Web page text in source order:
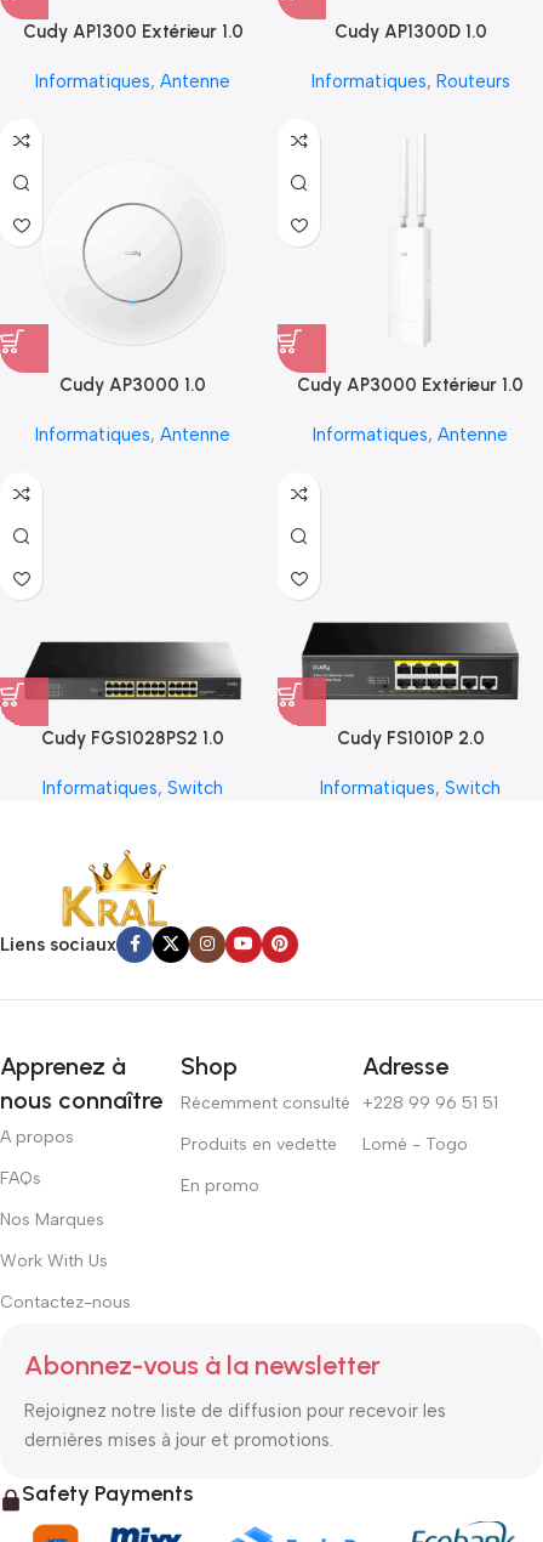
Cudy AP1300 Extérieur 1.0
Informatiques, Antenne
Cudy AP1300D 1.0
Informatiques, Routeurs
Cudy AP3000 1.0
Informatiques, Antenne
Cudy AP3000 Extérieur 1.0
Informatiques, Antenne
Cudy FGS1028PS2 1.0
Informatiques, Switch
Cudy FS1010P 2.0
Informatiques, Switch
Liens sociaux
Apprenez à
nous connaître
A propos
FAQs
Nos Marques
Work With Us
Contactez-nous
Shop
Récemment consulté
Produits en vedette
En promo
Adresse
+228 99 96 51 51
Lomé - Togo
Abonnez-vous à la newsletter
Rejoignez notre liste de diffusion pour recevoir les
dernières mises à jour et promotions.
Safety Payments